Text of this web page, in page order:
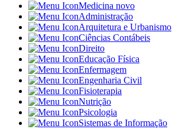
Medicina novo
Administração
Arquitetura e Urbanismo
Ciências Contábeis
Direito
Educação Física
Enfermagem
Engenharia Civil
Fisioterapia
Nutrição
Psicologia
Sistemas de Informação